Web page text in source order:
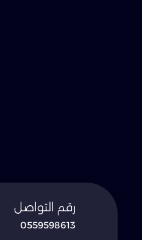
رقم التواصل
0559598613